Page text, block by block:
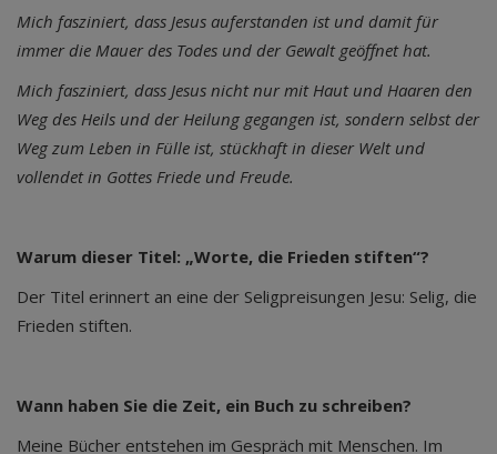
Mich fasziniert, dass Jesus auferstanden ist und damit für
immer die Mauer des Todes und der Gewalt geöffnet hat.
Mich fasziniert, dass Jesus nicht nur mit Haut und Haaren den
Weg des Heils und der Heilung gegangen ist, sondern selbst der
Weg zum Leben in Fülle ist, stückhaft in dieser Welt und
vollendet in Gottes Friede und Freude.
Warum dieser Titel: „Worte, die Frieden stiften“?
Der Titel erinnert an eine der Seligpreisungen Jesu: Selig, die
Frieden stiften.
Wann haben Sie die Zeit, ein Buch zu schreiben?
Meine Bücher entstehen im Gespräch mit Menschen. Im